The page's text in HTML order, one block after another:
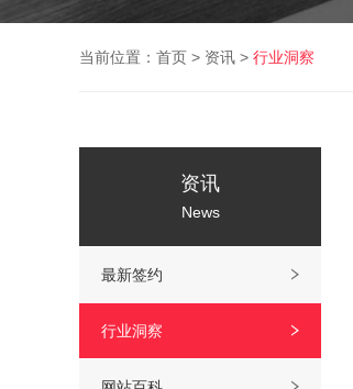
当前位置： 首页 > 资讯 > 行业洞察
资讯
News
最新签约
行业洞察